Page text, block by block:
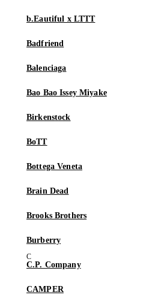
b.Eautiful x LTTT
Badfriend
Balenciaga
Bao Bao Issey Miyake
Birkenstock
BoTT
Bottega Veneta
Brain Dead
Brooks Brothers
Burberry
C.P. Company
CAMPER